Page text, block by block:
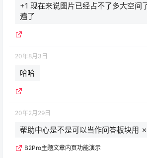
+1 现在来说图片已经占不了多大空间
遍了
20年8月3日
哈哈
20年2月29日
帮助中心是不是可以当作问答板块用
B2Pro主题文章内页功能演示